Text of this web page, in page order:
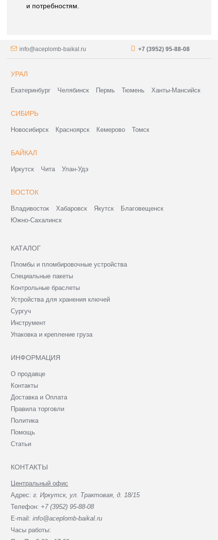
и потребностям.
info@aceplomb-baikal.ru +7 (3952) 95-88-08
УРАЛ
Екатеринбург Челябинск Пермь Тюмень Ханты-Мансийск
СИБИРЬ
Новосибирск Красноярск Кемерово Томск
БАЙКАЛ
Иркутск Чита Улан-Удэ
ВОСТОК
Владивосток Хабаровск Якутск
Благовещенск
Южно-Сахалинск
КАТАЛОГ
Пломбы и пломбировочные устройства
Специальные пакеты
Контрольные браслеты
Устройства для хранения ключей
Сургуч
Инструмент
Упаковка и крепление груза
ИНФОРМАЦИЯ
О продавце
Контакты
Доставка и Оплата
Правила торговли
Политика
Помощь
Статьи
КОНТАКТЫ
Центральный офис
Адрес:г. Иркутск, ул. Трактовая, д. 18/15
Телефон: +7 (3952) 95-88-08
E-mail:info@aceplomb-baikal.ru
Часы работы: